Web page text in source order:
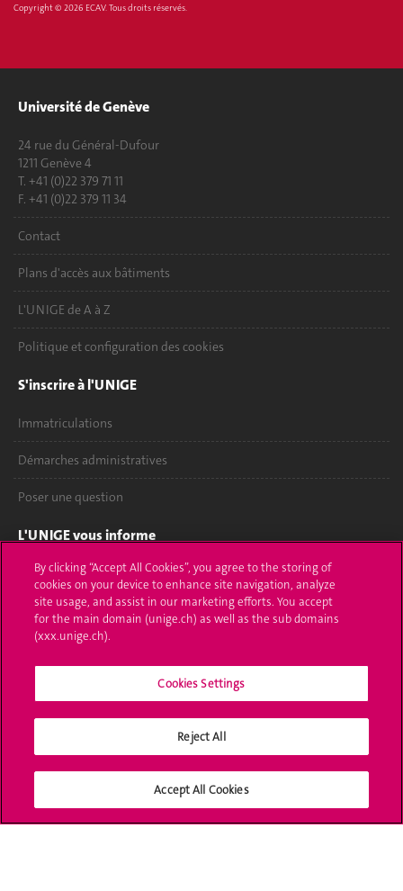
Copyright © 2026 ECAV. Tous droits réservés.
Université de Genève
24 rue du Général-Dufour
1211 Genève 4
T. +41 (0)22 379 71 11
F. +41 (0)22 379 11 34
Contact
Plans d'accès aux bâtiments
L'UNIGE de A à Z
Politique et configuration des cookies
S'inscrire à l'UNIGE
Immatriculations
Démarches administratives
Poser une question
L'UNIGE vous informe
UNIGE Mobile
Médias
Offres d'emploi
Calendrier académique
Médias sociaux UNIGE
By clicking “Accept All Cookies”, you agree to the storing of
cookies on your device to enhance site navigation, analyze
site usage, and assist in our marketing efforts. You accept
for the main domain (unige.ch) as well as the sub domains
(xxx.unige.ch).
Cookies Settings
Reject All
Accept All Cookies